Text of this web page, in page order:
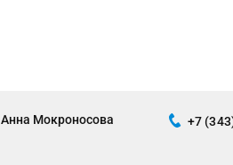
Анна Мокроносова +7